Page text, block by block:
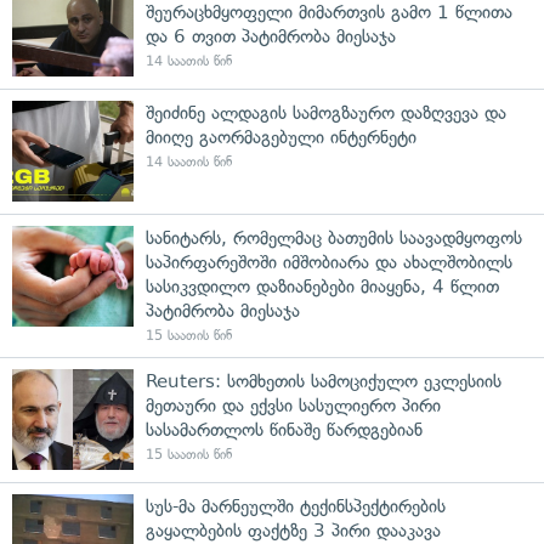
შეურაცხმყოფელი მიმართვის გამო 1 წლითა
და 6 თვით პატიმრობა მიესაჯა
14 საათის წინ
შეიძინე ალდაგის სამოგზაურო დაზღვევა და
მიიღე გაორმაგებული ინტერნეტი
14 საათის წინ
სანიტარს, რომელმაც ბათუმის საავადმყოფოს
საპირფარეშოში იმშობიარა და ახალშობილს
სასიკვდილო დაზიანებები მიაყენა, 4 წლით
პატიმრობა მიესაჯა
15 საათის წინ
Reuters: სომხეთის სამოციქულო ეკლესიის
მეთაური და ექვსი სასულიერო პირი
სასამართლოს წინაშე წარდგებიან
15 საათის წინ
სუს-მა მარნეულში ტექინსპექტირების
გაყალბების ფაქტზე 3 პირი დააკავა